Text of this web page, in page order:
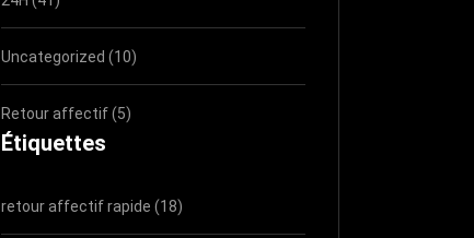
Uncategorized (10)
Retour affectif (5)
Étiquettes
retour affectif rapide (18)